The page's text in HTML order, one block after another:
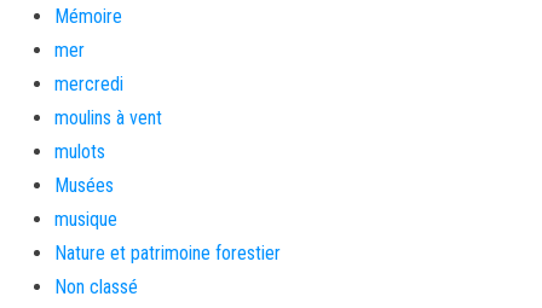
Mémoire
mer
mercredi
moulins à vent
mulots
Musées
musique
Nature et patrimoine forestier
Non classé